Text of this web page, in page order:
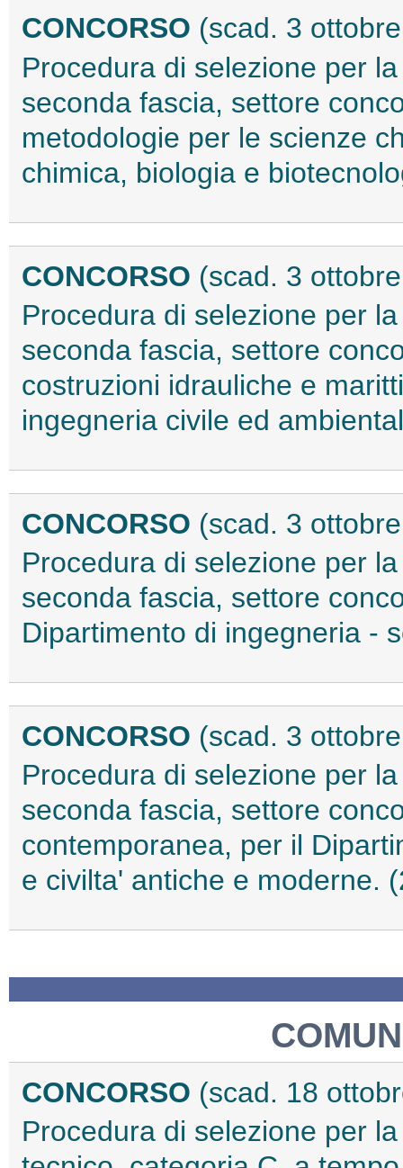
CONCORSO (scad. 3
Procedura di selezione per
seconda fascia, settore
metodologie per le scienze
chimica, biologia e
CONCORSO (scad. 3
Procedura di selezione per
seconda fascia, settore
costruzioni idrauliche e
ingegneria civile ed
CONCORSO (scad. 3
Procedura di selezione per
seconda fascia, settore
Dipartimento di ingegneria -
CONCORSO (scad. 3
Procedura di selezione per
seconda fascia, settore
contemporanea, per il
e civilta' antiche e moderne.
CONCORSO (scad. 18
Procedura di selezione per